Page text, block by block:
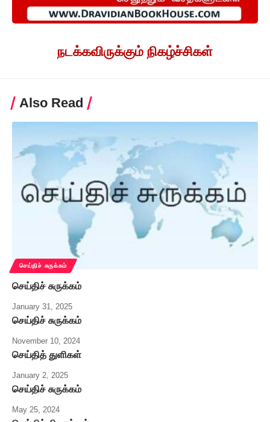
நடக்கவிருக்கும் நிகழ்ச்சிகள்
Also Read
செய்திச் சுருக்கம்
செய்திச் சுருக்கம்
January 31, 2025
செய்திச் சுருக்கம்
November 10, 2024
செய்தித் துளிகள்
January 2, 2025
செய்திச் சுருக்கம்
May 25, 2024